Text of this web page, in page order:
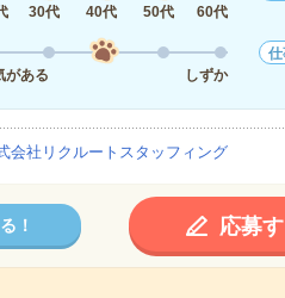
30代 40代 50代 60代
がある
しずか
仕
会社リクルートスタッフィング
！ 応募